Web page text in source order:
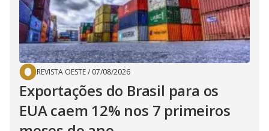
REVISTA OESTE/ 07/08/2026
Exportações do Brasil para os
EUA caem 12% nos 7 primeiros